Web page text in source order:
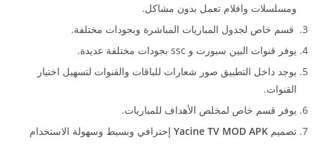
ومسلسلات وافلام تعمل بدون مشاكل.
قسم خاص لجدول المباريات المباشرة وبجودات مختلفة.
يوفر قنوات البين سبورت و ssc بجودات مختلفة عديدة.
يوجد داخل التطبيق صور شعارات للباقات والقنوات لتسهيل اختيار
القنوات.
يوفر قسم خاص لمخلص الأهداف للمباريات.
تصميم Yacine TV MOD APK إحترافي وبسيط وسهولة الاستخدام